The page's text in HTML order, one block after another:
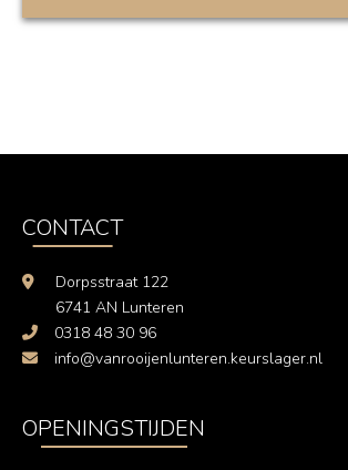
CONTACT
Dorpsstraat 122
6741 AN Lunteren
0318 48 30 96
info@vanrooijenlunteren.keurslager.nl
OPENINGSTIJDEN